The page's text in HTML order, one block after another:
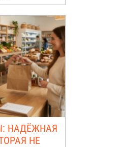
НАДЁЖНАЯ
НЕ